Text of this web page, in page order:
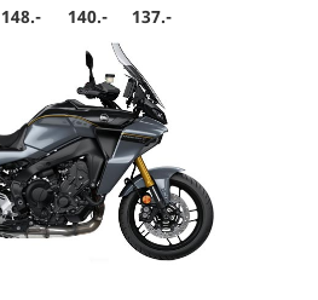
148.- 140.- 137.-